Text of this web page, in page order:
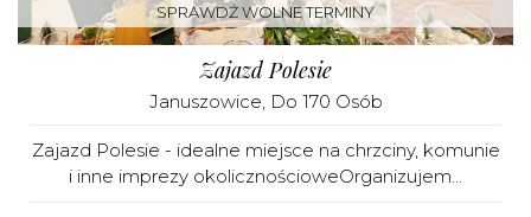
SPRAWDŹ WOLNE TERMINY
Zajazd Polesie
Januszowice , Do 170 Osób
Zajazd Polesie - idealne miejsce na chrzciny, komunie
i inne imprezy okolicznościoweOrganizujem...